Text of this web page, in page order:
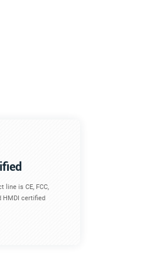
line is CE, FCC,
HMDI certified